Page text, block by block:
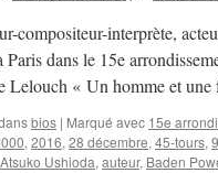
compositeur-interprète,
Paris dans le 15e
Lelouch « Un homme et
bios | Marqué avec 15e
, 2016, 28 décembre, 45-tours,
Atsuko Ushioda, auteur, Baden